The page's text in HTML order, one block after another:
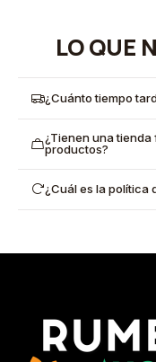
LO QUE
¿Cuánto tiempo
¿Tienen una
productos?
¿Cuál es la política